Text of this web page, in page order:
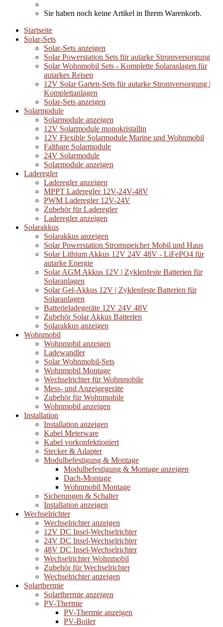
Sie haben noch keine Artikel in Ihrem Warenkorb.
Startseite
Solar-Sets
Solar-Sets anzeigen
Solar Powerstation Sets für autarke Stromversorgung
Solar Wohnmobil Sets - Komplette Solaranlagen für
autarkes Reisen
12V Solar Garten-Sets für autarke Stromversorgung |
Komplettanlagen
Solar-Sets anzeigen
Solarmodule
Solarmodule anzeigen
12V Solarmodule monokristallin
12V Flexible Solarmodule Marine und Wohnmobil
Faltbare Solarmodule
24V Solarmodule
Solarmodule anzeigen
Laderegler
Laderegler anzeigen
MPPT Laderegler 12V-24V-48V
PWM Laderegler 12V-24V
Zubehör für Laderegler
Laderegler anzeigen
Solarakkus
Solarakkus anzeigen
Solar Powerstation Stromspeicher Mobil und Haus
Solar Lithium Akkus 12V 24V 48V - LiFePO4 für
autarke Energie
Solar AGM Akkus 12V | Zyklenfeste Batterien für
Solaranlagen
Solar Gel-Akkus 12V | Zyklenfeste Batterien für
Solaranlagen
Batterieladegeräte 12V 24V 48V
Zubehör Solar Akkus Batterien
Solarakkus anzeigen
Wohnmobil
Wohnmobil anzeigen
Ladewandler
Solar Wohnmobil-Sets
Wohnmobil Montage
Wechselrichter für Wohnmobile
Mess- und Anzeigegeräte
Zubehör für Wohnmobile
Wohnmobil anzeigen
Installation
Installation anzeigen
Kabel Meterware
Kabel vorkonfektioniert
Stecker & Adapter
Modulbefestigung & Montage
Modulbefestigung & Montage anzeigen
Dach-Montage
Wohnmobil Montage
Sicherungen & Schalter
Installation anzeigen
Wechselrichter
Wechselrichter anzeigen
12V DC Insel-Wechselrichter
24V DC Insel-Wechselrichter
48V DC Insel-Wechselrichter
Wechselrichter Wohnmobil
Zubehör für Wechselrichter
Wechselrichter anzeigen
Solarthermie
Solarthermie anzeigen
PV-Thermie
PV-Thermie anzeigen
PV-Boiler